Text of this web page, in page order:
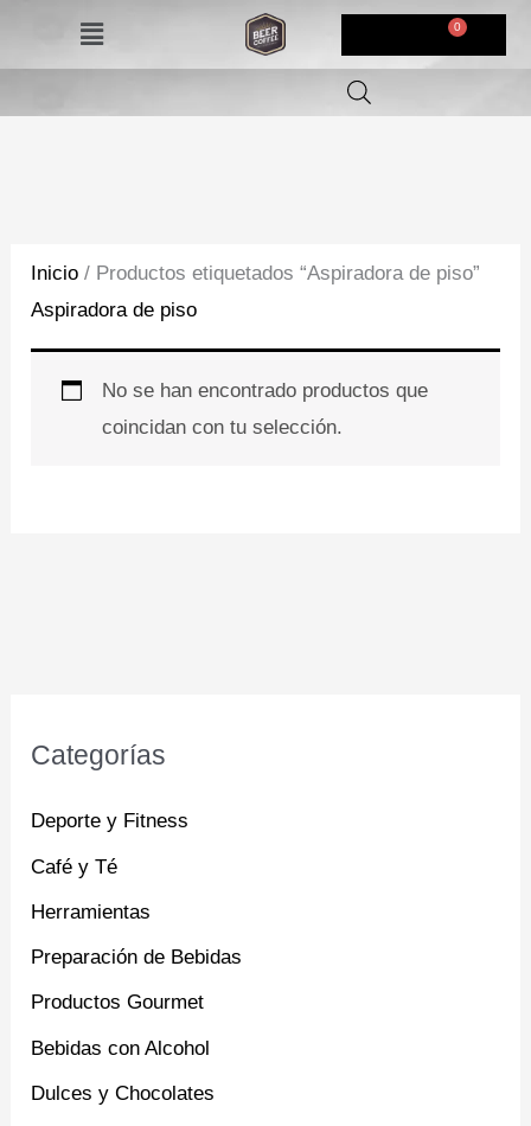
Menú
Categorías
Deporte y Fitness
Café y Té
Herramientas
Preparación de Bebidas
Productos Gourmet
Bebidas con Alcohol
Dulces y Chocolates
Inicio / Productos etiquetados “Aspiradora de piso”
Aspiradora de piso
No se han encontrado productos que
coincidan con tu selección.